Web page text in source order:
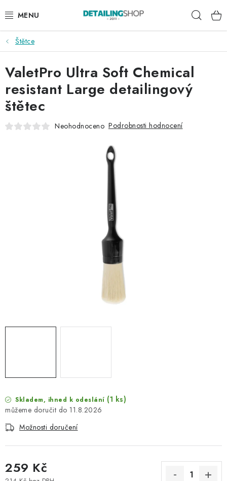
na
AKCE
NOVINKY
EXTERIÉR
INTERIÉR
Štětce
Skladem, ihned k odeslání (1 ks)
11.8.2026
Možnosti doručení
259 Kč
ValetPro Ultra Soft Chemical
resistant Large detailingový
štětec
Neohodnoceno Podrobnosti hodnocení